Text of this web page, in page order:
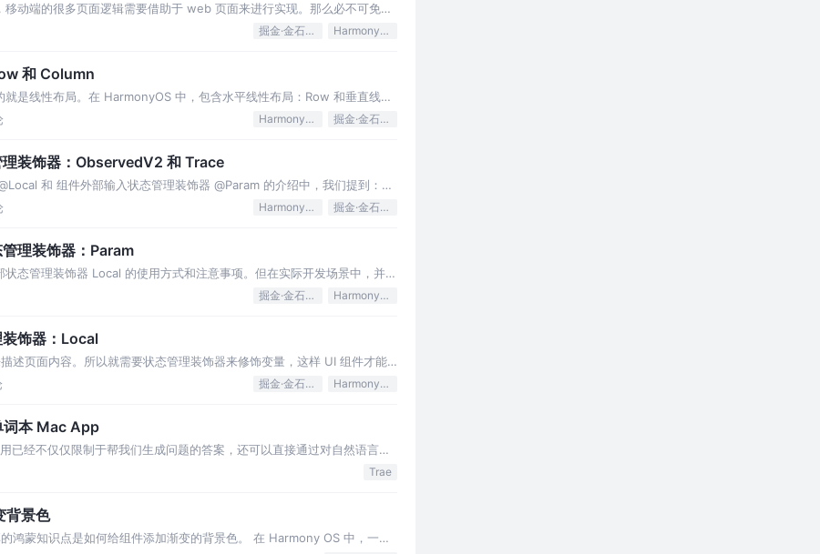
动端的很多页面逻辑需要借助于 web 页面来进行实现。那么必不可免的
交互类型有以下两种： 原生端发送数据到 web 端
掘金·金石计划 HarmonyOS
和 Column
是线性布局。在 HarmonyOS 中，包含水平线性布局：Row 和垂直线性
下 Row 和 Column 的使用方式
HarmonyOS 掘金·金石计划
装饰器：ObservedV2 和 Trace
和 组件外部输入状态管理装饰器 @Param 的介绍中，我们提到：对
测到类对象赋值的变化，并不能检测到属性或嵌
HarmonyOS 掘金·金石计划
理装饰器：Param
态管理装饰器 Local 的使用方式和注意事项。但在实际开发场景中，并不
们需要与外部组件进行交互，这就用到了今天要介绍的状掘金·金石计划 HarmonyOS
饰器：Local
述页面内容。所以就需要状态管理装饰器来修饰变量，这样 UI 组件才能
管理装饰器的 V2 版本中，组件内部的数据状态管
掘金·金石计划 HarmonyOS
词本 Mac App
已经不仅仅限制于帮我们生成问题的答案，还可以直接通过对自然语言的
些简单的场景，如模版代码实现、结构简单的 UI 绘制等
Trae
背景色
鸿蒙知识点是如何给组件添加渐变的背景色。 在 Harmony OS 中，一共